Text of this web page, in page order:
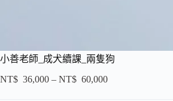
小善老師_成犬續課_兩隻狗
NT$ 36,000 – NT$ 60,000